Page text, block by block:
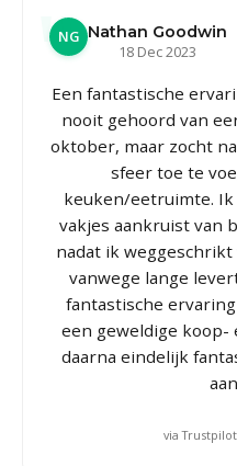
NG Nathan Goodwin
18 Dec 2023
Een fantastische
nooit gehoord van
oktober, maar zocht
sfeer toe te
keuken/eetruimte. Ik
vakjes aankruist van
nadat ik
vanwege lange
fantastische
een geweldige
daarna eindelijk
via